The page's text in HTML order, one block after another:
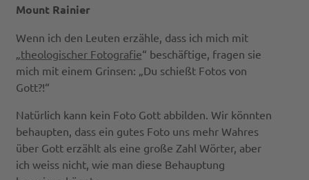
Mount Rainier
Wenn ich den Leuten erzähle, dass ich mich mit
theologischer Fotografie“ beschäftige, fragen sie
mich mit einem Grinsen: „Du schießt Fotos von
Gott?!“
Natürlich kann kein Foto Gott abbilden. Wir könnten
behaupten, dass ein gutes Foto uns mehr Wahres
über Gott erzählt als eine große Zahl Wörter, aber
ich weiss nicht, wie man diese Behauptung